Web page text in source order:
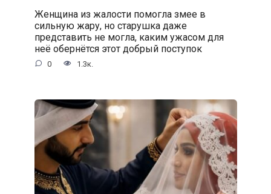
Женщина из жалости помогла змее в
сильную жару, но старушка даже
представить не могла, каким ужасом для
неё обернётся этот добрый поступок
0 1.3к.